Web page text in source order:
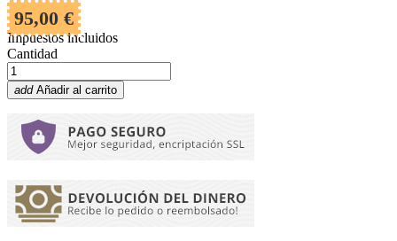
95,00 €
Impuestos incluidos
Cantidad
add Añadir al carrito